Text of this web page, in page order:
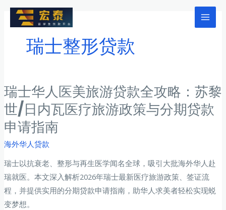
Main
瑞士整形贷款
瑞士华人医美旅游贷款全攻略：苏黎
世/日内瓦医疗旅游政策与分期贷款
申请指南
海外华人贷款
瑞士以抗衰老、整形与再生医学闻名全球，吸引大批海外华人赴
瑞就医。本文深入解析2026年瑞士最新医疗旅游政策、签证流
程，并提供实用的分期贷款申请指南，助华人求美者轻松实现蜕
变梦想。